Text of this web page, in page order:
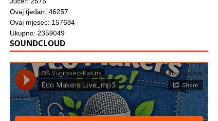
Ovaj tjedan: 46257
Ovaj mjesec: 157684
Ukupno: 2359049
SOUNDCLOUD